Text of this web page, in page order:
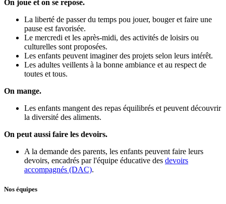
On joue et on se repose.
La liberté de passer du temps pou jouer, bouger et faire une
pause est favorisée.
Le mercredi et les après-midi, des activités de loisirs ou
culturelles sont proposées.
Les enfants peuvent imaginer des projets selon leurs intérêt.
Les adultes veillents à la bonne ambiance et au respect de
toutes et tous.
On mange.
Les enfants mangent des repas équilibrés et peuvent découvrir
la diversité des aliments.
On peut aussi faire les devoirs.
A la demande des parents, les enfants peuvent faire leurs
devoirs, encadrés par l'équipe éducative des devoirs
accompagnés (DAC).
Nos équipes